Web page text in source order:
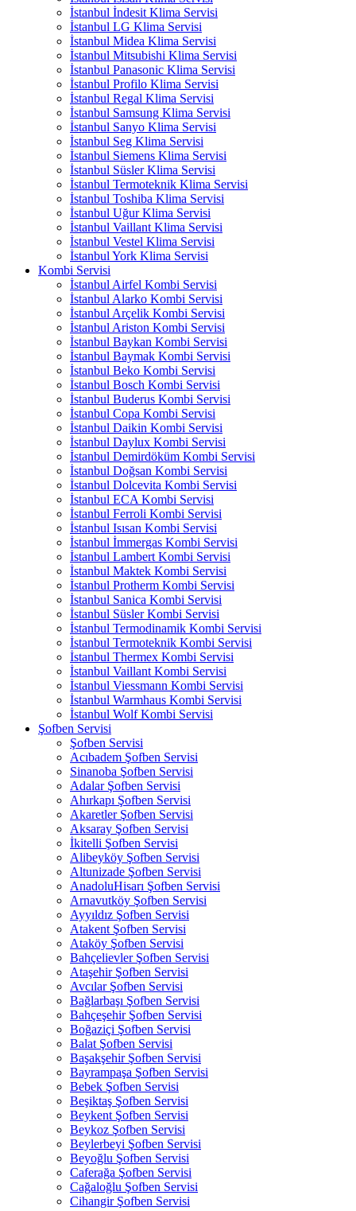
İstanbul İndesit Klima Servisi
İstanbul LG Klima Servisi
İstanbul Midea Klima Servisi
İstanbul Mitsubishi Klima Servisi
İstanbul Panasonic Klima Servisi
İstanbul Profilo Klima Servisi
İstanbul Regal Klima Servisi
İstanbul Samsung Klima Servisi
İstanbul Sanyo Klima Servisi
İstanbul Seg Klima Servisi
İstanbul Siemens Klima Servisi
İstanbul Süsler Klima Servisi
İstanbul Termoteknik Klima Servisi
İstanbul Toshiba Klima Servisi
İstanbul Uğur Klima Servisi
İstanbul Vaillant Klima Servisi
İstanbul Vestel Klima Servisi
İstanbul York Klima Servisi
Kombi Servisi
İstanbul Airfel Kombi Servisi
İstanbul Alarko Kombi Servisi
İstanbul Arçelik Kombi Servisi
İstanbul Ariston Kombi Servisi
İstanbul Baykan Kombi Servisi
İstanbul Baymak Kombi Servisi
İstanbul Beko Kombi Servisi
İstanbul Bosch Kombi Servisi
İstanbul Buderus Kombi Servisi
İstanbul Copa Kombi Servisi
İstanbul Daikin Kombi Servisi
İstanbul Daylux Kombi Servisi
İstanbul Demirdöküm Kombi Servisi
İstanbul Doğsan Kombi Servisi
İstanbul Dolcevita Kombi Servisi
İstanbul ECA Kombi Servisi
İstanbul Ferroli Kombi Servisi
İstanbul Isısan Kombi Servisi
İstanbul İmmergas Kombi Servisi
İstanbul Lambert Kombi Servisi
İstanbul Maktek Kombi Servisi
İstanbul Protherm Kombi Servisi
İstanbul Sanica Kombi Servisi
İstanbul Süsler Kombi Servisi
İstanbul Termodinamik Kombi Servisi
İstanbul Termoteknik Kombi Servisi
İstanbul Thermex Kombi Servisi
İstanbul Vaillant Kombi Servisi
İstanbul Viessmann Kombi Servisi
İstanbul Warmhaus Kombi Servisi
İstanbul Wolf Kombi Servisi
Şofben Servisi
Şofben Servisi
Acıbadem Şofben Servisi
Sinanoba Şofben Servisi
Adalar Şofben Servisi
Ahırkapı Şofben Servisi
Akaretler Şofben Servisi
Aksaray Şofben Servisi
İkitelli Şofben Servisi
Alibeyköy Şofben Servisi
Altunizade Şofben Servisi
AnadoluHisarı Şofben Servisi
Arnavutköy Şofben Servisi
Ayyıldız Şofben Servisi
Atakent Şofben Servisi
Ataköy Şofben Servisi
Bahçelievler Şofben Servisi
Ataşehir Şofben Servisi
Avcılar Şofben Servisi
Bağlarbaşı Şofben Servisi
Bahçeşehir Şofben Servisi
Boğaziçi Şofben Servisi
Balat Şofben Servisi
Başakşehir Şofben Servisi
Bayrampaşa Şofben Servisi
Bebek Şofben Servisi
Beşiktaş Şofben Servisi
Beykent Şofben Servisi
Beykoz Şofben Servisi
Beylerbeyi Şofben Servisi
Beyoğlu Şofben Servisi
Caferağa Şofben Servisi
Cağaloğlu Şofben Servisi
Cihangir Şofben Servisi